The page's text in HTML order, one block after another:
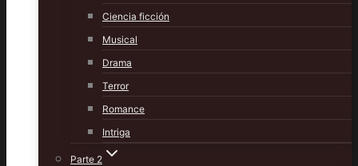
Ciencia ficción
Musical
Drama
Terror
Romance
Intriga
Parte 2